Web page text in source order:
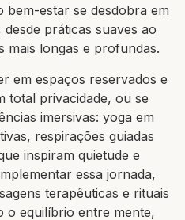
bem-estar se desdobra em
desde práticas suaves ao
mais longas e profundas.
em espaços reservados e
total privacidade, ou se
imersivas: yoga em
respirações guiadas
inspiram quietude e
essa jornada,
terapêuticas e rituais
o equilíbrio entre mente,